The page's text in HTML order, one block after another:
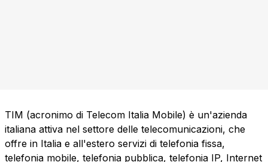
TIM (acronimo di Telecom Italia Mobile) è un'azienda
italiana attiva nel settore delle telecomunicazioni, che
offre in Italia e all'estero servizi di telefonia fissa,
telefonia mobile, telefonia pubblica, telefonia IP, Internet